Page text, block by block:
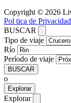
Copyright © 2026
Pol tica de Privacidad
BUSCAR
Tipo de viaje
Río
Período de viaje
BUSCAR
o
Explorar
Explorar